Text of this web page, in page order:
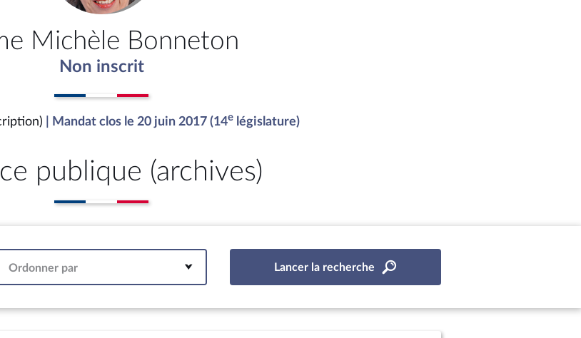
Michèle Bonneton
Non inscrit
| Mandat clos le 20 juin 2017 (14e législature)
publique (archives)
Ordonner par Lancer la recherche